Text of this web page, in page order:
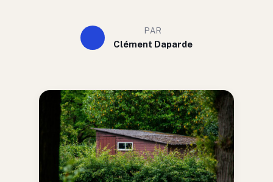
PAR
Clément Daparde